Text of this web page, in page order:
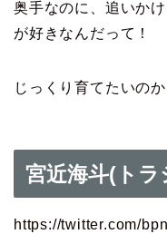
奥手なのに、追いか
が好きなんだって！
じっくり育てたいの
宮近海斗(ト
https://twitter.com/